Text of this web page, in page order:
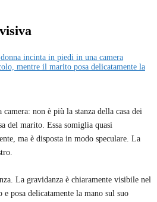
non è più la stanza della casa dei
del marito. Essa somiglia quasi
ma è disposta in modo speculare. La
La gravidanza è chiaramente visibile nel
posa delicatamente la mano sul suo